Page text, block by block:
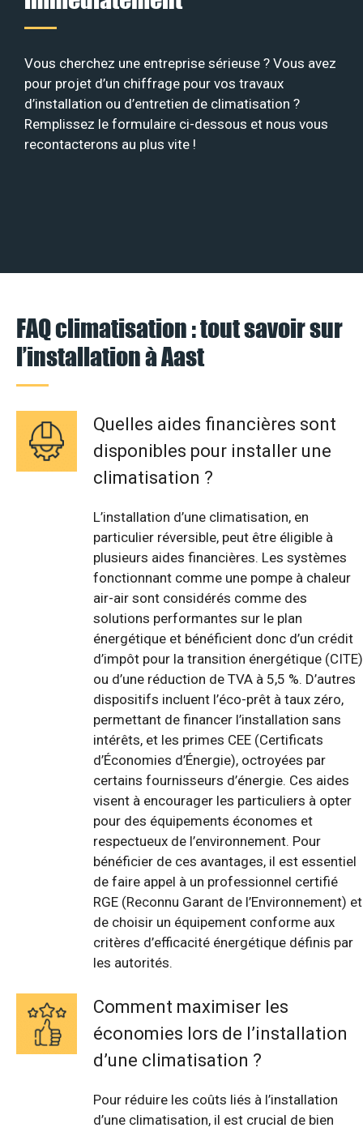
Vous cherchez une entreprise sérieuse ? Vous avez
pour projet d’un chiffrage pour vos travaux
d’installation ou d’entretien de climatisation ?
Remplissez le formulaire ci-dessous et nous vous
recontacterons au plus vite !
FAQ climatisation : tout savoir sur
l’installation à Aast
Quelles aides financières sont
disponibles pour installer une
climatisation ?
L’installation d’une climatisation, en
particulier réversible, peut être éligible à
plusieurs aides financières. Les systèmes
fonctionnant comme une pompe à chaleur
air-air sont considérés comme des
solutions performantes sur le plan
énergétique et bénéficient donc d’un crédit
d’impôt pour la transition énergétique (CITE)
ou d’une réduction de TVA à 5,5 %. D’autres
dispositifs incluent l’éco-prêt à taux zéro,
permettant de financer l’installation sans
intérêts, et les primes CEE (Certificats
d’Économies d’Énergie), octroyées par
certains fournisseurs d’énergie. Ces aides
visent à encourager les particuliers à opter
pour des équipements économes et
respectueux de l’environnement. Pour
bénéficier de ces avantages, il est essentiel
de faire appel à un professionnel certifié
RGE (Reconnu Garant de l’Environnement) et
de choisir un équipement conforme aux
critères d’efficacité énergétique définis par
les autorités.
Comment maximiser les
économies lors de l’installation
d’une climatisation ?
Pour réduire les coûts liés à l’installation
d’une climatisation, il est crucial de bien